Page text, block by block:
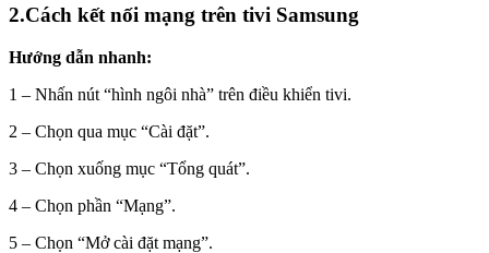
2.Cách kết nối mạng trên tivi Samsung
Hướng dẫn nhanh:
1 – Nhấn nút “hình ngôi nhà” trên điều khiển tivi.
2 – Chọn qua mục “Cài đặt”.
3 – Chọn xuống mục “Tổng quát”.
4 – Chọn phần “Mạng”.
5 – Chọn “Mở cài đặt mạng”.